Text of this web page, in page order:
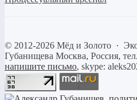
© 2012-2026 Мёд и Золото ·
Губанищева Москва, Россия,
напишите письмо, skype: